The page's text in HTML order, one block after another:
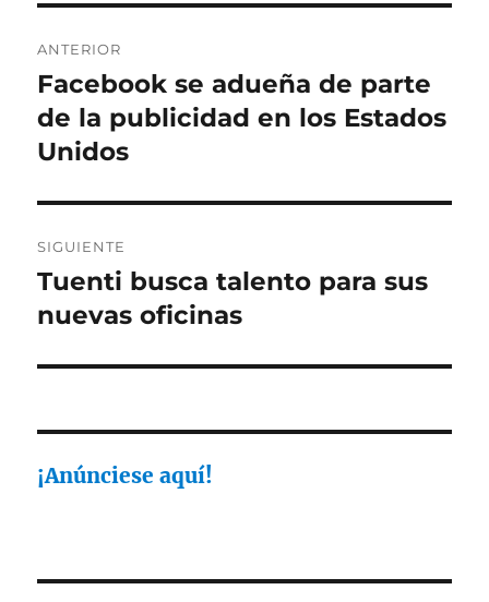
de
entradas
ANTERIOR
Entrada
anterior:
Facebook se adueña de parte
de la publicidad en los Estados
Unidos
SIGUIENTE
Entrada
siguiente:
Tuenti busca talento para sus
nuevas oficinas
¡Anúnciese aquí!